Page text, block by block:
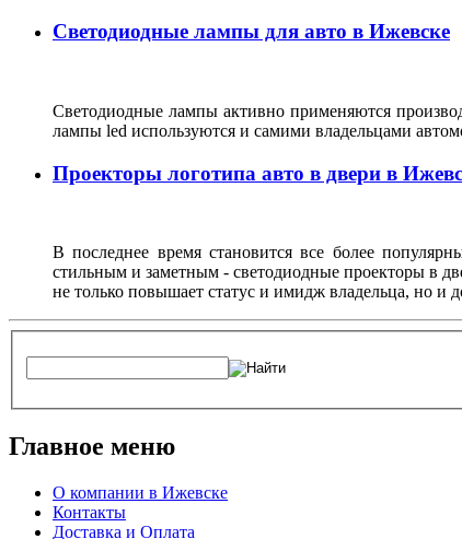
Светодиодные лампы для авто в Ижевске
Светодиодные лампы активно применяются
лампы led используются и самими владельцами
Проекторы логотипа авто в двери в
В последнее время становится все более
стильным и заметным - светодиодные проекторы в
не только повышает статус и имидж владельца, но и
Главное меню
О компании в Ижевске
Контакты
Доставка и Оплата